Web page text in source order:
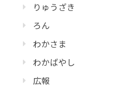
りゅうざき
ろん
わかさま
わかばやし
広報